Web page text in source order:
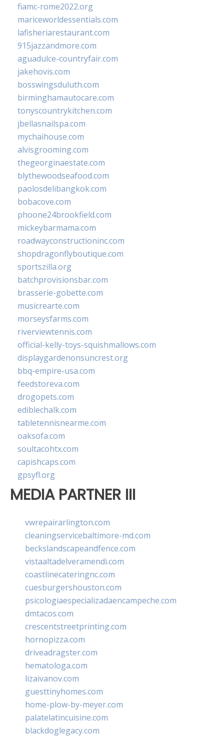
fiamc-rome2022.org
mariceworldessentials.com
lafisheriarestaurant.com
915jazzandmore.com
aguadulce-countryfair.com
jakehovis.com
bosswingsduluth.com
birminghamautocare.com
tonyscountrykitchen.com
jbellasnailspa.com
mychaihouse.com
alvisgrooming.com
thegeorginaestate.com
blythewoodseafood.com
paolosdelibangkok.com
bobacove.com
phoone24brookfield.com
mickeybarmama.com
roadwayconstructioninc.com
shopdragonflyboutique.com
sportszilla.org
batchprovisionsbar.com
brasserie-gobette.com
musicrearte.com
morseysfarms.com
riverviewtennis.com
official-kelly-toys-squishmallows.com
displaygardenonsuncrest.org
bbq-empire-usa.com
feedstoreva.com
drogopets.com
ediblechalk.com
tabletennisnearme.com
oaksofa.com
soultacohtx.com
capishcaps.com
gpsyfl.org
MEDIA PARTNER III
vwrepairarlington.com
cleaningservicebaltimore-md.com
beckslandscapeandfence.com
vistaaltadelveramendi.com
coastlinecateringnc.com
cuesburgershouston.com
psicologiaespecializadaencampeche.com
dmtacos.com
crescentstreetprinting.com
hornopizza.com
driveadragster.com
hematologa.com
lizaivanov.com
guesttinyhomes.com
home-plow-by-meyer.com
palatelatincuisine.com
blackdoglegacy.com